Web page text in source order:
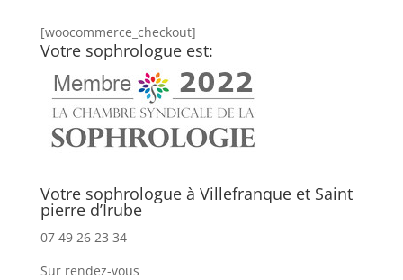
[woocommerce_checkout]
Votre sophrologue est:
Votre sophrologue à Villefranque et Saint
pierre d’Irube
07 49 26 23 34
Sur rendez-vous